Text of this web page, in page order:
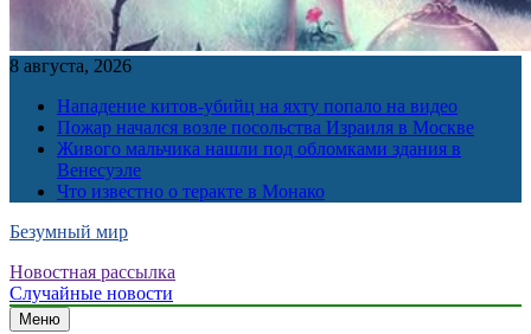
8 августа, 2026
Нападение китов-убийц на яхту попало на видео
Пожар начался возле посольства Израиля в Москве
Живого мальчика нашли под обломками здания в
Венесуэле
Что известно о теракте в Монако
Безумный мир
Новостная рассылка
Случайные новости
Меню